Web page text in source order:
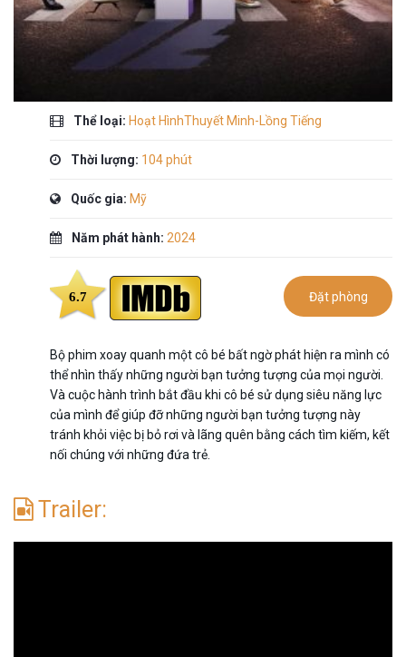
Thể loại: Hoạt HìnhThuyết Minh-Lồng Tiếng
Thời lượng: 104 phút
Quốc gia: Mỹ
Năm phát hành: 2024
6.7 Đặt phòng
Bộ phim xoay quanh một cô bé bất ngờ phát hiện ra mình có
thể nhìn thấy những người bạn tưởng tượng của mọi người.
Và cuộc hành trình bắt đầu khi cô bé sử dụng siêu năng lực
của mình để giúp đỡ những người bạn tưởng tượng này
tránh khỏi việc bị bỏ rơi và lãng quên bằng cách tìm kiếm, kết
nối chúng với những đứa trẻ.
Trailer: